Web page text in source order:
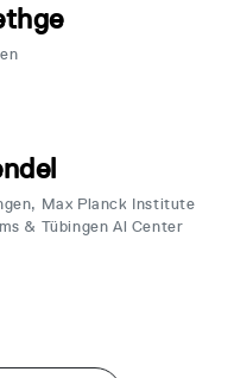
Max Planck Institute
& Tübingen Al Center